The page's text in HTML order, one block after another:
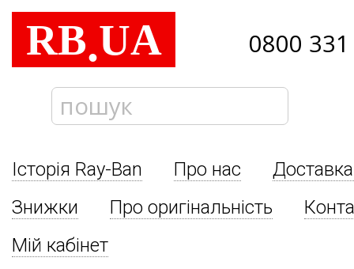
RB.UA 0800
Історія Ray-Ban Про нас
Знижки
Про оригінальність
Мій кабінет